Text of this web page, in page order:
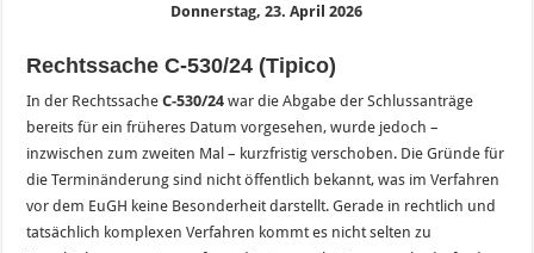
Donnerstag, 23. April 2026
Rechtssache C-530/24 (Tipico)
In der RechtssacheC-530/24 war die Abgabe der Schlussanträge
bereits für ein früheres Datum vorgesehen, wurde jedoch –
inzwischen zum zweiten Mal – kurzfristig verschoben. Die Gründe für
die Terminänderung sind nicht öffentlich bekannt, was im Verfahren
vor dem EuGH keine Besonderheit darstellt. Gerade in rechtlich und
tatsächlich komplexen Verfahren kommt es nicht selten zu